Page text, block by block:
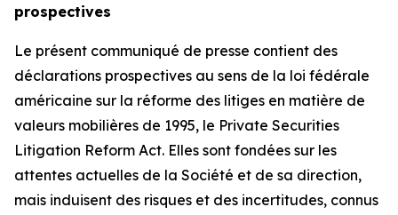
prospectives
Le présent communiqué de presse contient des
déclarations prospectives au sens de la loi fédérale
américaine sur la réforme des litiges en matière de
valeurs mobilières de 1995, le Private Securities
Litigation Reform Act. Elles sont fondées sur les
attentes actuelles de la Société et de sa direction,
mais induisent des risques et des incertitudes, connus